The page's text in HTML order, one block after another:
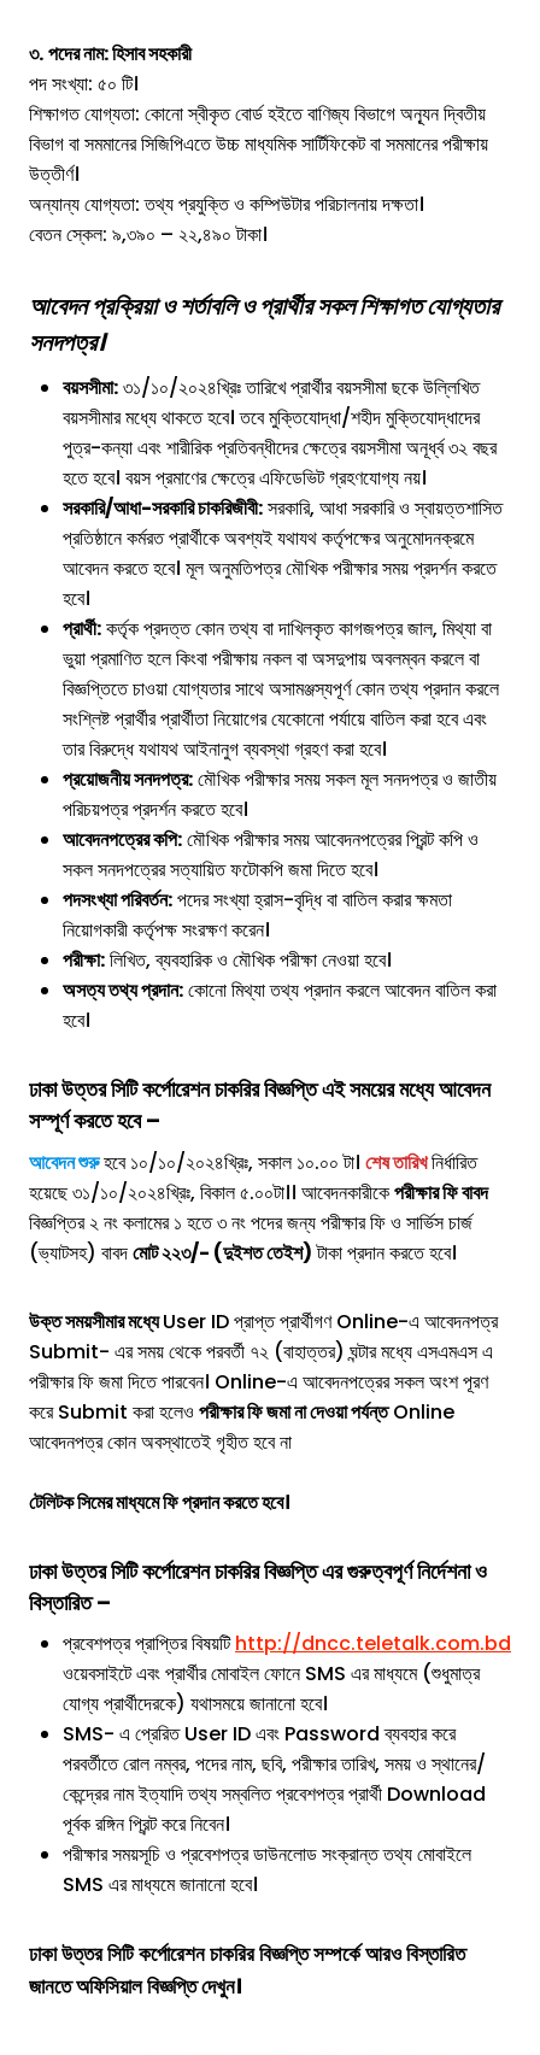
৩.পদের নাম: হিসাব সহকারী
পদ সংখ্যা: ৫০ টি।
শিক্ষাগত যোগ্যতা: কোনো স্বীকৃত বোর্ড হইতে বাণিজ্য বিভাগে অন্যূন দ্বিতীয়
বিভাগ বা সমমানের সিজিপিএতে উচ্চ মাধ্যমিক সার্টিফিকেট বা সমমানের পরীক্ষায়
উত্তীর্ণ।
অন্যান্য যোগ্যতা: তথ্য প্রযুক্তি ও কম্পিউটার পরিচালনায় দক্ষতা।
বেতন স্কেল: ৯,৩৯০ – ২২,৪৯০ টাকা।
আবেদন প্রক্রিয়া ও শর্তাবলি ও প্রার্থীর সকল শিক্ষাগত যোগ্যতার
সনদপত্র।
বয়সসীমা:৩১/১০/২০২৪খ্রিঃ তারিখে প্রার্থীর বয়সসীমা ছকে উল্লিখিত
বয়সসীমার মধ্যে থাকতে হবে। তবে মুক্তিযোদ্ধা/শহীদ মুক্তিযোদ্ধাদের
পুত্র-কন্যা এবং শারীরিক প্রতিবন্ধীদের ক্ষেত্রে বয়সসীমা অনূর্ধ্ব ৩২ বছর
হতে হবে। বয়স প্রমাণের ক্ষেত্রে এফিডেভিট গ্রহণযোগ্য নয়।
সরকারি/আধা-সরকারি চাকরিজীবী:সরকারি, আধা সরকারি ও স্বায়ত্তশাসিত
প্রতিষ্ঠানে কর্মরত প্রার্থীকে অবশ্যই যথাযথ কর্তৃপক্ষের অনুমোদনক্রমে
আবেদন করতে হবে। মূল অনুমতিপত্র মৌখিক পরীক্ষার সময় প্রদর্শন করতে
হবে।
প্রার্থী:কর্তৃক প্রদত্ত কোন তথ্য বা দাখিলকৃত কাগজপত্র জাল, মিথ্যা বা
ভুয়া প্রমাণিত হলে কিংবা পরীক্ষায় নকল বা অসদুপায় অবলম্বন করলে বা
বিজ্ঞপ্তিতে চাওয়া যোগ্যতার সাথে অসামঞ্জস্যপূর্ণ কোন তথ্য প্রদান করলে
সংশ্লিষ্ট প্রার্থীর প্রার্থীতা নিয়োগের যেকোনো পর্যায়ে বাতিল করা হবে এবং
তার বিরুদ্ধে যথাযথ আইনানুগ ব্যবস্থা গ্রহণ করা হবে।
প্রয়োজনীয় সনদপত্র:মৌখিক পরীক্ষার সময় সকল মূল সনদপত্র ও জাতীয়
পরিচয়পত্র প্রদর্শন করতে হবে।
আবেদনপত্রের কপি:মৌখিক পরীক্ষার সময় আবেদনপত্রের প্রিন্ট কপি ও
সকল সনদপত্রের সত্যায়িত ফটোকপি জমা দিতে হবে।
পদসংখ্যা পরিবর্তন:পদের সংখ্যা হ্রাস-বৃদ্ধি বা বাতিল করার ক্ষমতা
নিয়োগকারী কর্তৃপক্ষ সংরক্ষণ করেন।
পরীক্ষা:লিখিত, ব্যবহারিক ও মৌখিক পরীক্ষা নেওয়া হবে।
অসত্য তথ্য প্রদান:কোনো মিথ্যা তথ্য প্রদান করলে আবেদন বাতিল করা
হবে।
ঢাকা উত্তর সিটি কর্পোরেশনচাকরির বিজ্ঞপ্তিএই সময়ের মধ্যে আবেদন
সস্পূর্ণ করতে হবে –
আবেদন শুরুহবে ১০/১০/২০২৪খ্রিঃ, সকাল ১০.০০ টা। শেষ তারিখনির্ধারিত
হয়েছে ৩১/১০/২০২৪খ্রিঃ, বিকাল ৫.০০টা।। আবেদনকারীকেপরীক্ষার ফি বাবদ
বিজ্ঞপ্তির ২ নং কলামের ১ হতে ৩ নং পদের জন্য পরীক্ষার ফি ও সার্ভিস চার্জ
(ভ্যাটসহ) বাবদমোট ২২৩/- (দুইশত তেইশ)টাকা প্রদান করতে হবে।
উক্ত সময়সীমার মধ্যেUser ID প্রাপ্ত প্রার্থীগণ Online-এ আবেদনপত্র
Submit- এর সময় থেকে পরবর্তী ৭২ (বাহাত্তর) ঘন্টার মধ্যে এসএমএস এ
পরীক্ষার ফি জমা দিতে পারবেন। Online-এ আবেদনপত্রের সকল অংশ পূরণ
করে Submit করা হলেও পরীক্ষার ফি জমা না দেওয়া পর্যন্তOnline
আবেদনপত্র কোন অবস্থাতেই গৃহীত হবে না
টেলিটক সিমের মাধ্যমে ফি প্রদান করতে হবে।
ঢাকা উত্তর সিটি কর্পোরেশনচাকরির বিজ্ঞপ্তিএর গুরুত্বপূর্ণ নির্দেশনা ও
বিস্তারিত –
প্রবেশপত্র প্রাপ্তির বিষয়টিhttp://dncc.teletalk.com.bd
ওয়েবসাইটে এবং প্রার্থীর মোবাইল ফোনে SMS এর মাধ্যমে (শুধুমাত্র
যোগ্য প্রার্থীদেরকে) যথাসময়ে জানানো হবে।
SMS- এ প্রেরিত User ID এবং Password ব্যবহার করে
পরবর্তীতে রোল নম্বর, পদের নাম, ছবি, পরীক্ষার তারিখ, সময় ও স্থানের/
কেন্দ্রের নাম ইত্যাদি তথ্য সম্বলিত প্রবেশপত্র প্রার্থী Download
পূর্বক রঙ্গিন প্রিন্ট করে নিবেন।
পরীক্ষার সময়সূচি ও প্রবেশপত্র ডাউনলোড সংক্রান্ত তথ্য মোবাইলে
SMS এর মাধ্যমে জানানো হবে।
ঢাকা উত্তর সিটি কর্পোরেশন চাকরির বিজ্ঞপ্তি সম্পর্কে আরও বিস্তারিত
জানতে অফিসিয়াল বিজ্ঞপ্তি দেখুন।